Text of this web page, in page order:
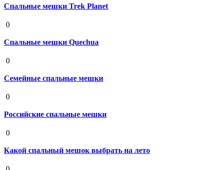
Спальные мешки Trek Planet
0
Спальные мешки Quechua
0
Семейные спальные мешки
0
Российские спальные мешки
0
Какой спальный мешок выбрать на лето